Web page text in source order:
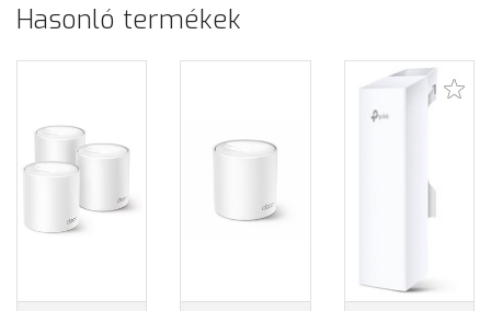
Hasonló termékek
1